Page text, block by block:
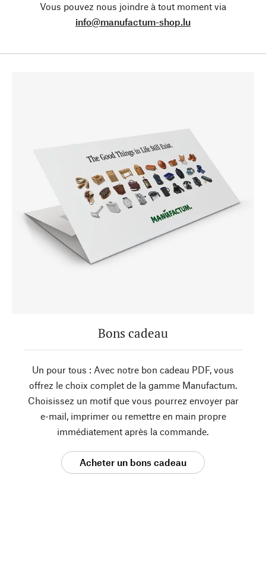
Vous pouvez nous joindre à tout moment via
info@manufactum-shop.lu
Bons cadeau
Un pour tous : Avec notre bon cadeau PDF, vous
offrez le choix complet de la gamme Manufactum.
Choisissez un motif que vous pourrez envoyer par
e-mail, imprimer ou remettre en main propre
immédiatement après la commande.
Acheter un bons cadeau